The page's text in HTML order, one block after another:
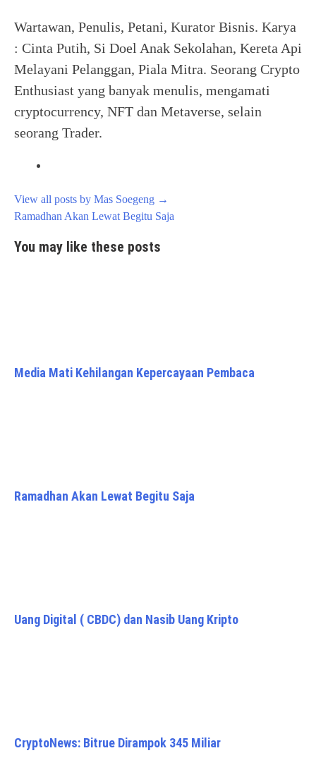
Wartawan, Penulis, Petani, Kurator Bisnis. Karya
: Cinta Putih, Si Doel Anak Sekolahan, Kereta Api
Melayani Pelanggan, Piala Mitra. Seorang Crypto
Enthusiast yang banyak menulis, mengamati
cryptocurrency, NFT dan Metaverse, selain
seorang Trader.
View all posts by Mas Soegeng →
Post
Ramadhan Akan Lewat Begitu Saja
You may like these posts
Media Mati Kehilangan Kepercayaan Pembaca
Ramadhan Akan Lewat Begitu Saja
Uang Digital ( CBDC) dan Nasib Uang Kripto
CryptoNews: Bitrue Dirampok 345 Miliar